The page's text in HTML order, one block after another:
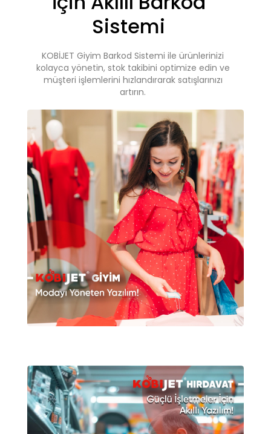
Sistemi
KOBİJET Giyim Barkod Sistemi ile ürünlerinizi
kolayca yönetin, stok takibini optimize edin ve
müşteri işlemlerini hızlandırarak satışlarınızı
artırın.